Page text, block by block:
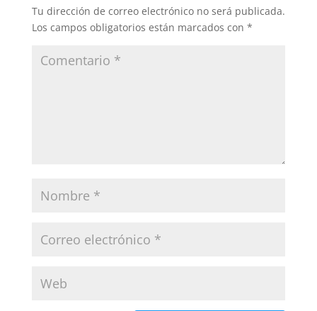
Tu dirección de correo electrónico no será publicada.
Los campos obligatorios están marcados con *